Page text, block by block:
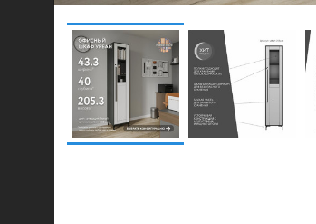
© 2021-2026 mebel.store